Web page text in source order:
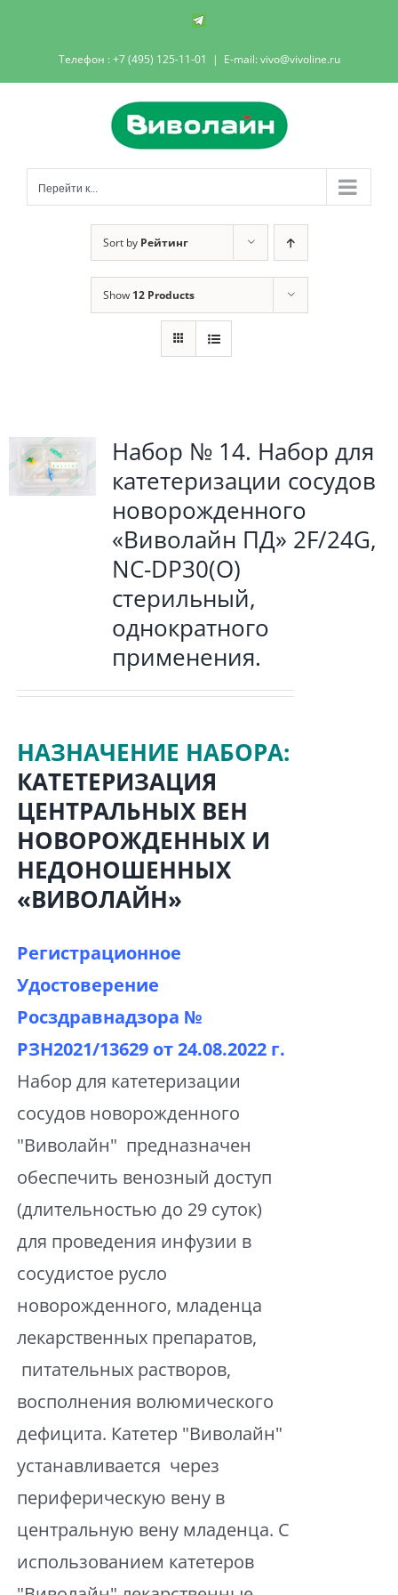
content
Телеграм-
Телефон : +7 (495) 125-11-01 | E-mail: vivo@vivoline.ru
Перейти к...
Sort by Рейтинг
Show 12 Products
Набор № 14. Набор для
катетеризации сосудов
новорожденного
«Виволайн ПД» 2F/24G,
NC-DP30(O)
стерильный,
однократного
применения.
НАЗНАЧЕНИЕ НАБОРА:
КАТЕТЕРИЗАЦИЯ
ЦЕНТРАЛЬНЫХ ВЕН
НОВОРОЖДЕННЫХ И
НЕДОНОШЕННЫХ
«ВИВОЛАЙН»
Регистрационное
Удостоверение
Росздравнадзора №
РЗН2021/13629 от24.08.2022 г.
Набор для катетеризации
сосудов новорожденного
"Виволайн" предназначен
обеспечить венозный доступ
(длительностью до 29 суток)
для проведения инфузии в
сосудистое русло
новорожденного, младенца
лекарственных препаратов,
питательных растворов,
восполнения волюмического
дефицита. Катетер "Виволайн"
устанавливается через
периферическую вену в
центральную вену младенца. С
использованием катетеров